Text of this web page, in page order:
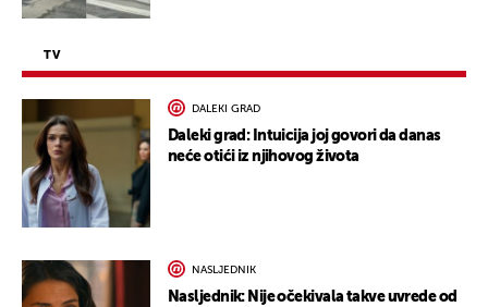
TV
DALEKI GRAD
Daleki grad: Intuicija joj govori da danas
neće otići iz njihovog života
NASLJEDNIK
Nasljednik: Nije očekivala takve uvrede od